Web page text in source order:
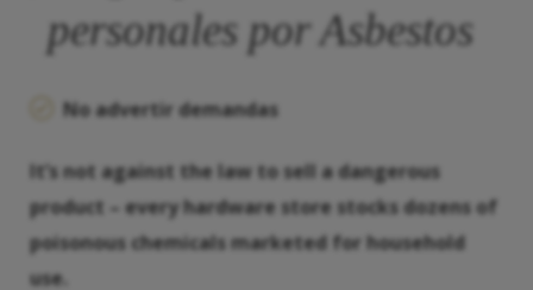
personales por Asbestos
No advertir demandas
It’s not against the law to sell a dangerous
product – every hardware store stocks dozens of
poisonous chemicals marketed for household
use.